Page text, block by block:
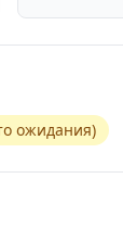
ожидания)